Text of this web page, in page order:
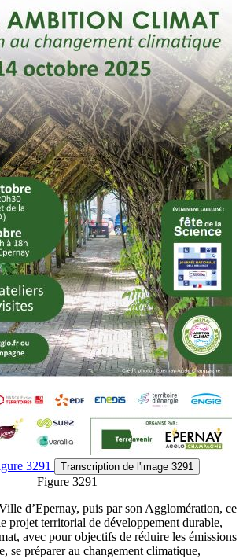
3291 Transcription de l'image 3291
Figure 3291
d’Epernay, puis par son Agglomération, ce
projet territorial de développement durable,
avec pour objectifs de réduire les émissions
se préparer au changement climatique,